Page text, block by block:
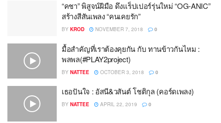
“คชา” พิสูจน์ฝีมือ ดึงแร็ปเปอร์รุ่นใหม่ “OG-ANIC”
สร้างสีสันเพลง “คนเคยรัก”
BY KROD NOVEMBER 7, 2018 0
มื้อสำคัญที่เราต้องคุยกัน กับ ทานข้าวกันไหม :
พลพล(#PLAY2project)
BY NATTEE OCTOBER 3, 2018 0
เธอปันใจ : อัสนี&วสันต์ โชติกุล (คอร์ดเพลง)
BY NATTEE APRIL 22, 2019 0